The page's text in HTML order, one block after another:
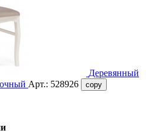
Деревянный
Арт.: 528926 copy